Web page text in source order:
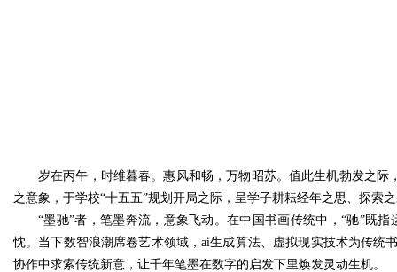
岁在丙午，时维暮春。惠风和畅，万物昭苏。值此生机勃发之际
之意象，于学校“十五五”规划开局之际，呈学子耕耘经年之思、探索
“墨驰”者，笔墨奔流，意象飞动。在中国书画传统中，“驰”既
忱。当下数智浪潮席卷艺术领域，ai生成算法、虚拟现实技术为传
协作中求索传统新意，让千年笔墨在数字的启发下里焕发灵动生机。